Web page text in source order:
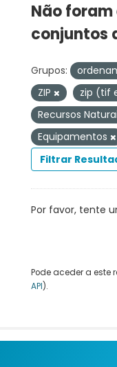
Não
conjuntos
Grupos:
ZIP
zip (tif
Recursos
Equipamentos
Filtrar
Por favor, tente
Pode aceder a este
API).